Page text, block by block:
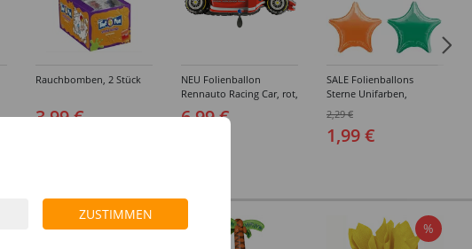
Rauchbomben, 2 Stück
3,99 €
NEU Folienballon
Rennauto Racing Car, rot,
100x41cm
6,99 €
SALE Folienballons
Sterne Unifarben,
Premiumqualität,
beidseitig bedruckt,
Größe: ca. 45 cm -
2,29 €
1,99 €
%
ZUSTIMMEN